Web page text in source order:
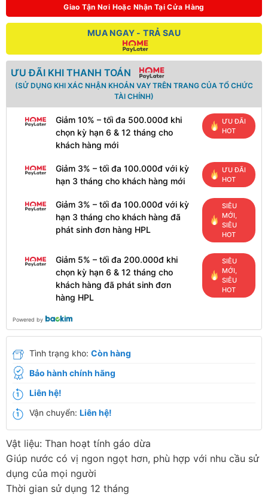
Giao Tận Nơi Hoặc Nhận Tại Cửa Hàng
MUA NGAY - TRẢ SAU
ƯU ĐÃI KHI THANH TOÁN
(SỬ DỤNG KHI XÁC NHẬN KHOẢN VAY TRÊN TRANG CỦA TỔ CHỨC
TÀI CHÍNH)
Giảm 10% – tối đa 500.000đ khi
chọn kỳ hạn 6 & 12 tháng cho
khách hàng mới
ƯU ĐÃI
HOT
Giảm 3% – tối đa 100.000đ với kỳ
hạn 3 tháng cho khách hàng mới
ƯU ĐÃI
HOT
Giảm 3% – tối đa 100.000đ với kỳ
hạn 3 tháng cho khách hàng đã
phát sinh đơn hàng HPL
SIÊU
MỚI,
SIÊU
HOT
Giảm 5% – tối đa 200.000đ khi
chọn kỳ hạn 6 & 12 tháng cho
khách hàng đã phát sinh đơn
hàng HPL
SIÊU
MỚI,
SIÊU
HOT
Powered by
Tình trạng kho: Còn hàng
Bảo hành chính hãng
Liên hệ!
Vận chuyển: Liên hệ!
Vật liệu: Than hoạt tính gáo dừa
Giúp nước có vị ngon ngọt hơn, phù hợp với nhu cầu sử
dụng của mọi người
Thời gian sử dụng 12 tháng